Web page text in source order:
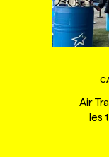
Air
les